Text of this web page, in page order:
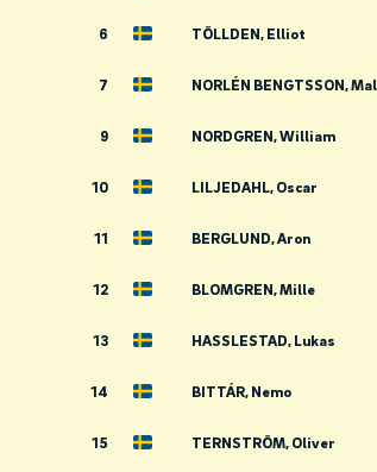
6 TÖLLDEN, Elliot
7 NORLÉN BENGTSSON,
9 NORDGREN, William
10 LILJEDAHL, Oscar
11 BERGLUND, Aron
12 BLOMGREN, Mille
13 HASSLESTAD, Lukas
14 BITTÁR, Nemo
15 TERNSTRÖM, Oliver